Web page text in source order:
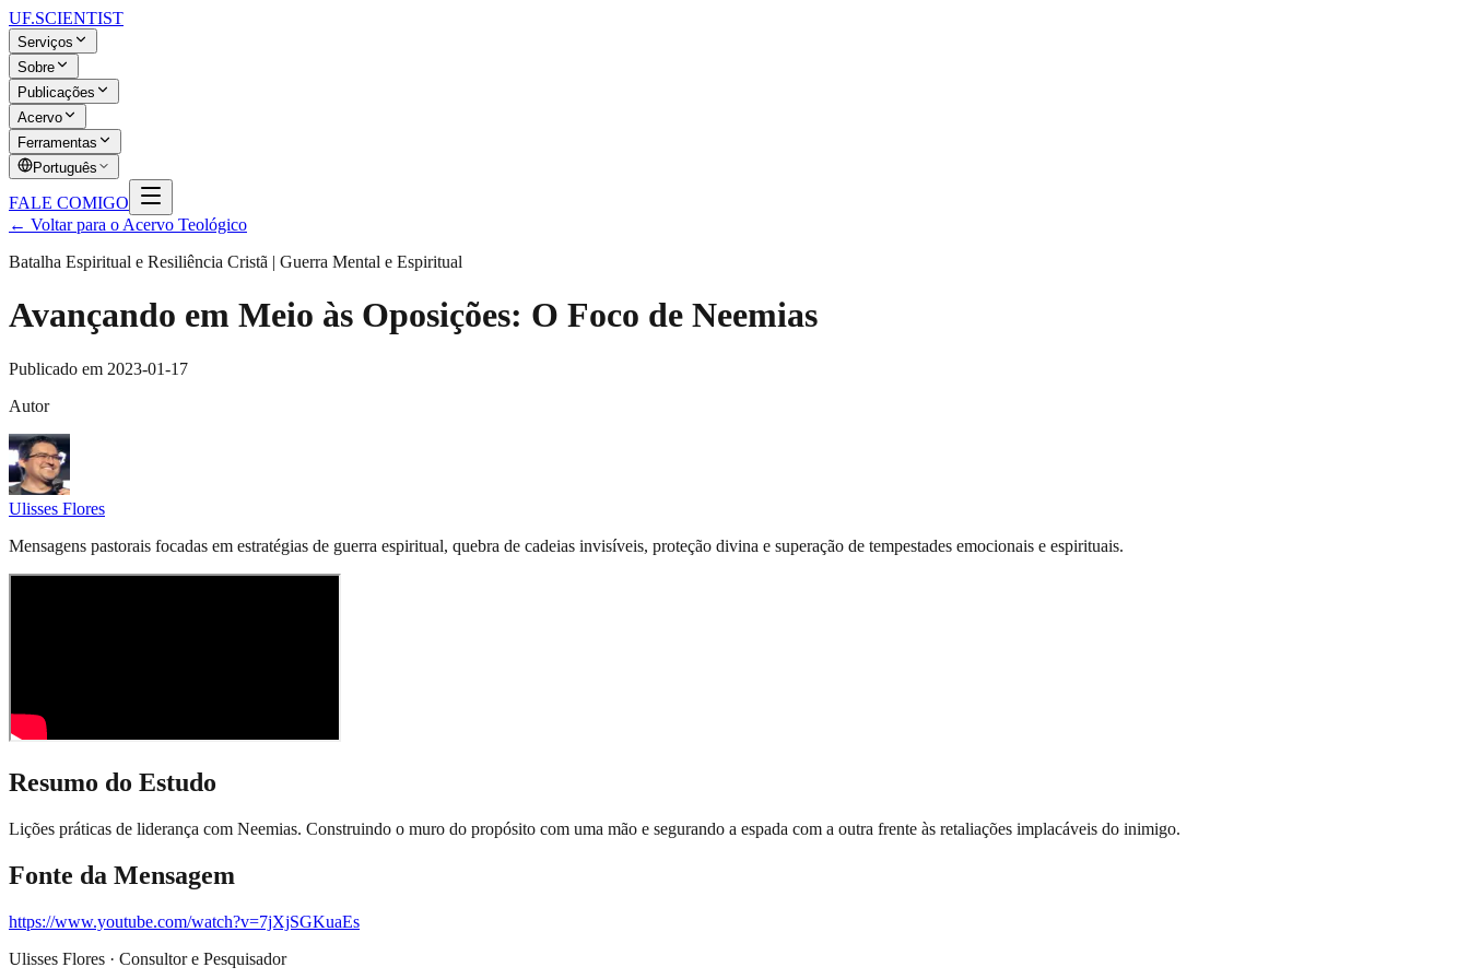
UF.SCIENTIST
Serviços
Sobre
Publicações
Acervo
Ferramentas
Português
FALE COMIGO
← Voltar para o Acervo Teológico
Batalha Espiritual e Resiliência Cristã | Guerra Mental e Espiritual
Avançando em Meio às Oposições: O Foco de Neemias
Publicado em 2023-01-17
Autor
Ulisses Flores
Mensagens pastorais focadas em estratégias de guerra espiritual, quebra de cadeias invisíveis, proteção divina e superação de tempestades emocionais e espirituais.
Resumo do Estudo
Lições práticas de liderança com Neemias. Construindo o muro do propósito com uma mão e segurando a espada com a outra frente às retaliações implacáveis do inimigo.
Fonte da Mensagem
https://www.youtube.com/watch?v=7jXjSGKuaEs
Ulisses Flores · Consultor e Pesquisador